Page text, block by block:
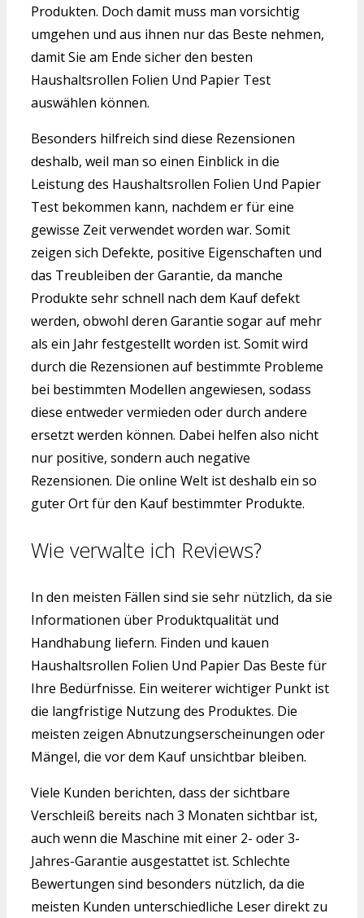
Produkten. Doch damit muss man vorsichtig
umgehen und aus ihnen nur das Beste nehmen,
damit Sie am Ende sicher den besten
Haushaltsrollen Folien Und Papier Test
auswählen können.
Besonders hilfreich sind diese Rezensionen
deshalb, weil man so einen Einblick in die
Leistung des Haushaltsrollen Folien Und Papier
Test bekommen kann, nachdem er für eine
gewisse Zeit verwendet worden war. Somit
zeigen sich Defekte, positive Eigenschaften und
das Treubleiben der Garantie, da manche
Produkte sehr schnell nach dem Kauf defekt
werden, obwohl deren Garantie sogar auf mehr
als ein Jahr festgestellt worden ist. Somit wird
durch die Rezensionen auf bestimmte Probleme
bei bestimmten Modellen angewiesen, sodass
diese entweder vermieden oder durch andere
ersetzt werden können. Dabei helfen also nicht
nur positive, sondern auch negative
Rezensionen. Die online Welt ist deshalb ein so
guter Ort für den Kauf bestimmter Produkte.
Wie verwalte ich Reviews?
In den meisten Fällen sind sie sehr nützlich, da sie
Informationen über Produktqualität und
Handhabung liefern. Finden und kauen
Haushaltsrollen Folien Und Papier Das Beste für
Ihre Bedürfnisse. Ein weiterer wichtiger Punkt ist
die langfristige Nutzung des Produktes. Die
meisten zeigen Abnutzungserscheinungen oder
Mängel, die vor dem Kauf unsichtbar bleiben.
Viele Kunden berichten, dass der sichtbare
Verschleiß bereits nach 3 Monaten sichtbar ist,
auch wenn die Maschine mit einer 2- oder 3-
Jahres-Garantie ausgestattet ist. Schlechte
Bewertungen sind besonders nützlich, da die
meisten Kunden unterschiedliche Leser direkt zu